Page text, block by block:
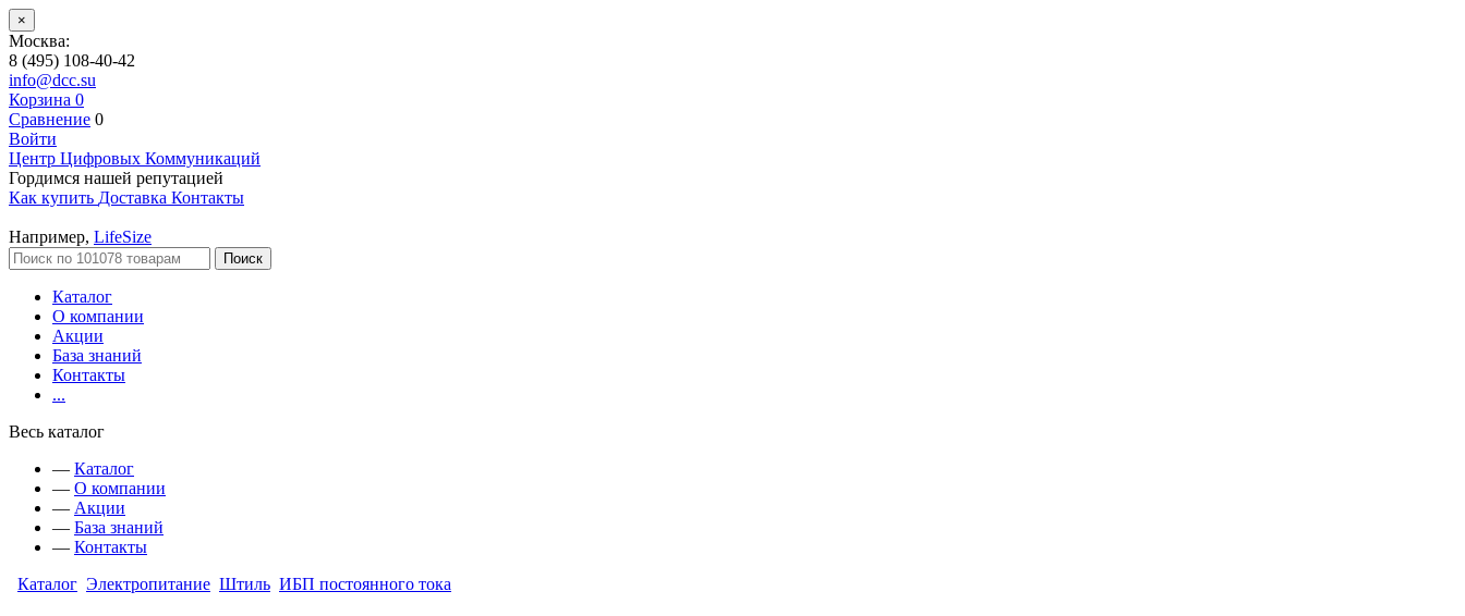
×
Москва:
8 (495) 108-40-42
info@dcc.su
Корзина 0
Сравнение 0
Войти
Центр Цифровых Коммуникаций
Гордимся нашей репутацией
Как купить Доставка Контакты
Например, LifeSize
Поиск
Каталог
О компании
Акции
База знаний
Контакты
...
Весь каталог
— Каталог
— О компании
— Акции
— База знаний
— Контакты
Каталог Электропитание Штиль ИБП постоянного тока